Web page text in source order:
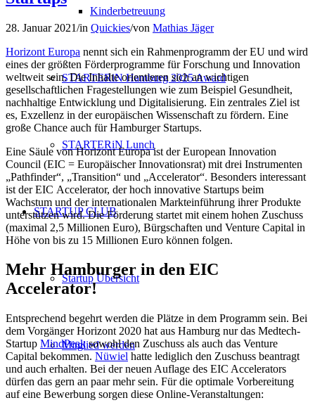
Kinderbetreuung
STARTERiN Hamburg 2025 Award
STARTERiN Lunch
STARTUP CLUB
Startup Übersicht
Mitglied werden
28. Januar 2021/in Quickies/von Mathias Jäger
Horizont Europa nennt sich ein Rahmenprogramm der EU und wird
eines der größten Förderprogramme für Forschung und Innovation
weltweit sein. Die Inhalte orientieren sich an wichtigen
gesellschaftlichen Fragestellungen wie zum Beispiel Gesundheit,
nachhaltige Entwicklung und Digitalisierung. Ein zentrales Ziel ist
es, Exzellenz in der europäischen Wissenschaft zu fördern. Eine
große Chance auch für Hamburger Startups.
Eine Säule von Horizont Europa ist der European Innovation
Council (EIC = Europäischer Innovationsrat) mit drei Instrumenten
„Pathfinder“, „Transition“ und „Accelerator“. Besonders interessant
ist der EIC Accelerator, der hoch innovative Startups beim
Wachstum und der internationalen Markteinführung ihrer Produkte
unterstützen wird. Die Förderung startet mit einem hohen Zuschuss
(maximal 2,5 Millionen Euro), Bürgschaften und Venture Capital in
Höhe von bis zu 15 Millionen Euro können folgen.
Mehr Hamburger in den EIC
Accelerator!
Entsprechend begehrt werden die Plätze in dem Programm sein. Bei
dem Vorgänger Horizont 2020 hat aus Hamburg nur das Medtech-
Startup MindPeaksowohl den Zuschuss als auch das Venture
Capital bekommen. Nüwiel hatte lediglich den Zuschuss beantragt
und auch erhalten. Bei der neuen Auflage des EIC Accelerators
dürfen das gern an paar mehr sein. Für die optimale Vorbereitung
auf eine Bewerbung sorgen diese Online-Veranstaltungen: